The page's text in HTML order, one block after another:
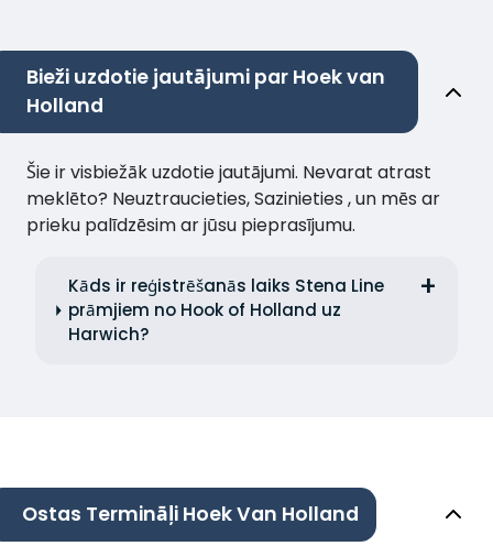
Bieži uzdotie jautājumi par Hoek van
Holland
Šie ir visbiežāk uzdotie jautājumi. Nevarat atrast
meklēto? Neuztraucieties, Sazinieties , un mēs ar
prieku palīdzēsim ar jūsu pieprasījumu.
Kāds ir reģistrēšanās laiks Stena Line
prāmjiem no Hook of Holland uz
Harwich?
Ostas Termināļi Hoek Van Holland